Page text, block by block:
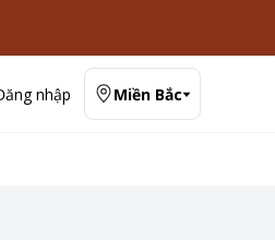
nhập Miền Bắc